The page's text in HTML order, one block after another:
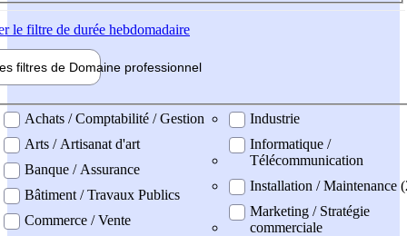
le filtre de durée hebdomadaire
filtres de Domaine professionnel
professionel
Achats / Comptabilité / Gestion
Arts / Artisanat d'art
Banque / Assurance
Bâtiment / Travaux Publics
Commerce / Vente
Industrie
Informatique /
Télécommunication
Installation / Maintenance
Marketing / Stratégie
commerciale